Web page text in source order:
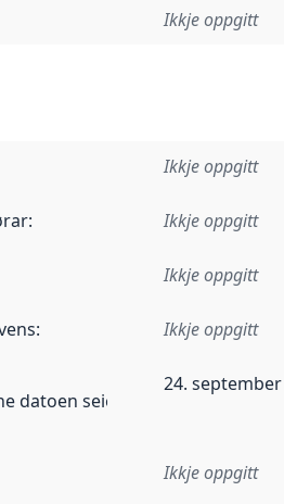
Ikkje oppgitt
Ikkje oppgitt
: Ikkje oppgitt
Ikkje oppgitt
: Ikkje oppgitt
datoen seier når dataa i dette
24.
Ikkje oppgitt